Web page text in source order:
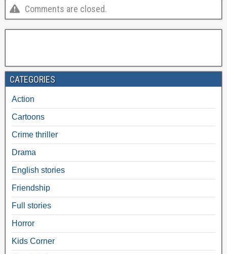
Comments are closed.
CATEGORIES
Action
Cartoons
Crime thriller
Drama
English stories
Friendship
Full stories
Horror
Kids Corner